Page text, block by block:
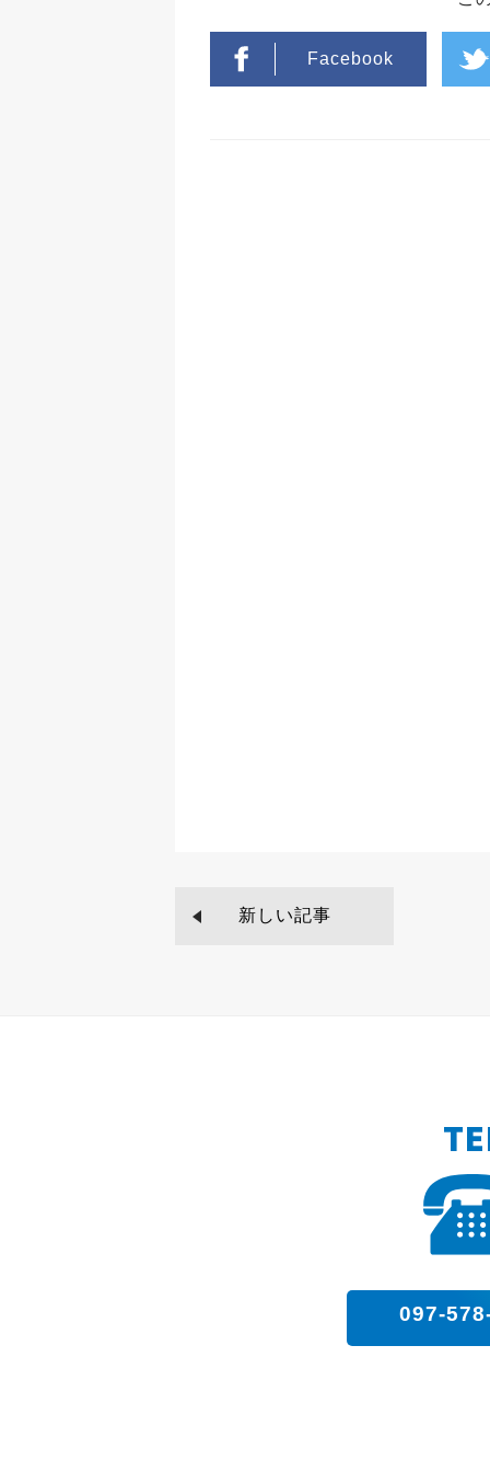
Facebook
新しい記事
097-